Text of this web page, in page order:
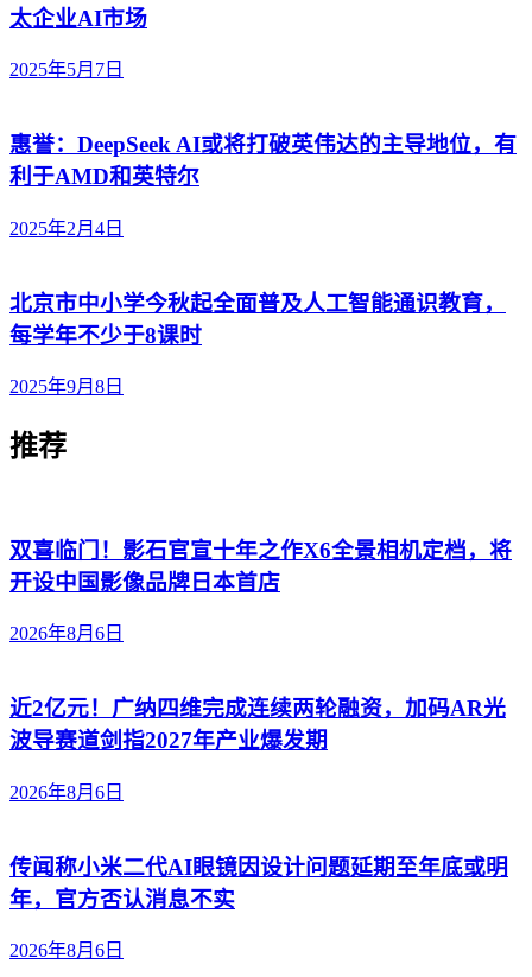
太企业AI市场
2025年5月7日
惠誉：DeepSeek AI或将打破英伟达的主导地位，有
利于AMD和英特尔
2025年2月4日
北京市中小学今秋起全面普及人工智能通识教育，
每学年不少于8课时
2025年9月8日
推荐
双喜临门！影石官宣十年之作X6全景相机定档，将
开设中国影像品牌日本首店
2026年8月6日
近2亿元！广纳四维完成连续两轮融资，加码AR光
波导赛道剑指2027年产业爆发期
2026年8月6日
传闻称小米二代AI眼镜因设计问题延期至年底或明
年，官方否认消息不实
2026年8月6日